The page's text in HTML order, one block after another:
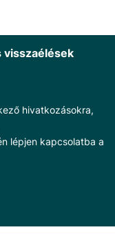
visszaélések
hivatkozásokra,
lépjen kapcsolatba a